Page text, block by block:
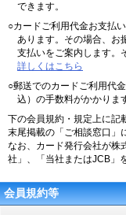
できます。
○カードご利用代金お支払
あります。その場合、お
支払いをご案内します。
詳しくはこちら
○郵送でのカードご利用代
込）の手数料がかかりま
下の会員規約・規定上に記
末尾掲載の「ご相談窓口」
なお、カード発行会社が株
社」、「当社またはJCB」
会員規約等